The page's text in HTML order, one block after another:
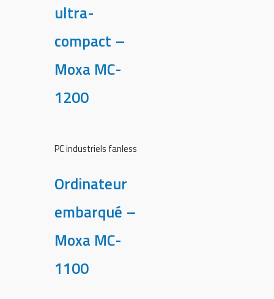
ultra-
compact –
Moxa MC-
1200
PC industriels fanless
Ordinateur
embarqué –
Moxa MC-
1100